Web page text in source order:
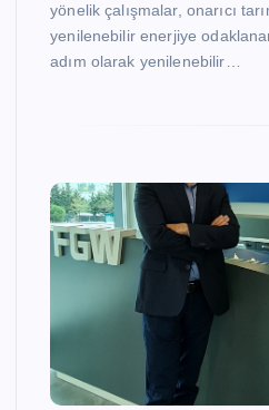
yönelik çalışmalar, onarıcı
yenilenebilir enerjiye
adım olarak yenilenebilir…